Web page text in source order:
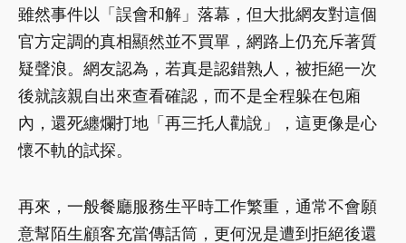
雖然事件以「誤會和解」落幕，但大批網友對這個
官方定調的真相顯然並不買單，網路上仍充斥著質
疑聲浪。網友認為，若真是認錯熟人，被拒絕一次
後就該親自出來查看確認，而不是全程躲在包廂
內，還死纏爛打地「再三托人勸說」，這更像是心
懷不軌的試探。
再來，一般餐廳服務生平時工作繁重，通常不會願
意幫陌生顧客充當傳話筒，更何況是遭到拒絕後還